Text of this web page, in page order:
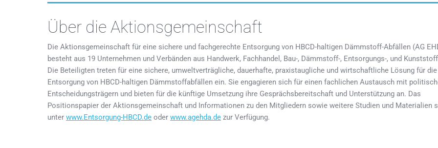
Über die Aktionsgemeinschaft
Die Aktionsgemeinschaft für eine sichere und fachgerechte Entsorgung von HBCD-haltigen Dämmstoff-Abfällen (AG
besteht aus 19 Unternehmen und Verbänden aus Handwerk, Fachhandel, Bau-, Dämmstoff-, Entsorgungs-, und
Die Beteiligten treten für eine sichere, umweltverträgliche, dauerhafte, praxistaugliche und wirtschaftliche Lösung für die
Entsorgung von HBCD-haltigen Dämmstoffabfällen ein. Sie engagieren sich für einen fachlichen Austausch mit
Entscheidungsträgern und bieten für die künftige Umsetzung ihre Gesprächsbereitschaft und Unterstützung an. Das
Positionspapier der Aktionsgemeinschaft und Informationen zu den Mitgliedern sowie weitere Studien und Materialien
unter www.Entsorgung-HBCD.de oder www.agehda.de zur Verfügung.